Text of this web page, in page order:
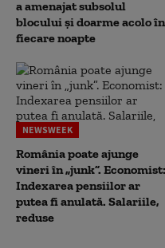
a amenajat subsolul
blocului și doarme acolo în
fiecare noapte
NEWSWEEK
România poate ajunge
vineri în „junk”. Economist:
Indexarea pensiilor ar
putea fi anulată. Salariile,
reduse